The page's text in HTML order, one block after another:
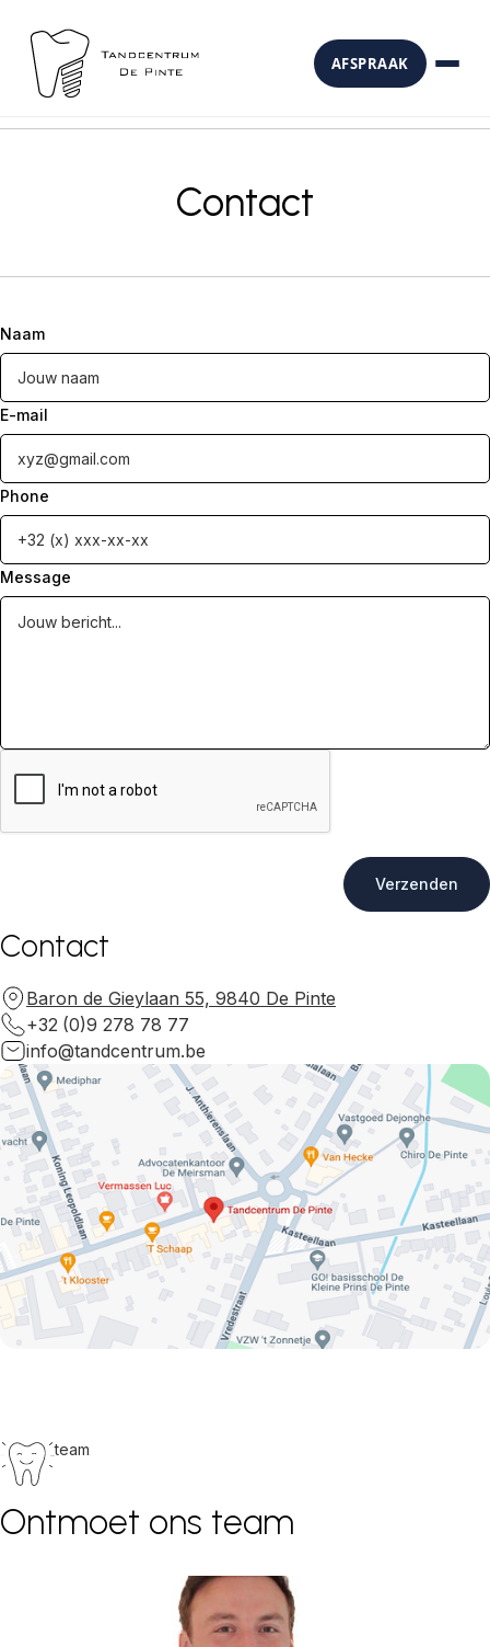
AFSPRAAK
Contact
Naam
E-mail
Phone
Message
Contact
Baron de Gieylaan 55, 9840 De Pinte
+32 (0)9 278 78 77
info@tandcentrum.be
team
Ontmoet ons team